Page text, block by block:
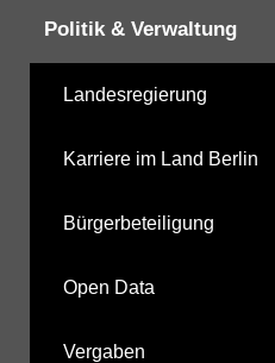
Politik & Verwaltung
Landesregierung
Karriere im Land Berlin
Bürgerbeteiligung
Open Data
Vergaben